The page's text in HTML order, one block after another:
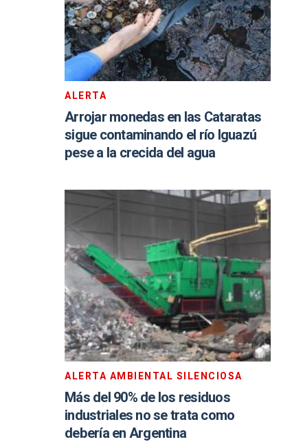
ALERTA
Arrojar monedas en las Cataratas
sigue contaminando el río Iguazú
pese a la crecida del agua
ALERTA AMBIENTAL SILENCIOSA
Más del 90% de los residuos
industriales no se trata como
debería en Argentina